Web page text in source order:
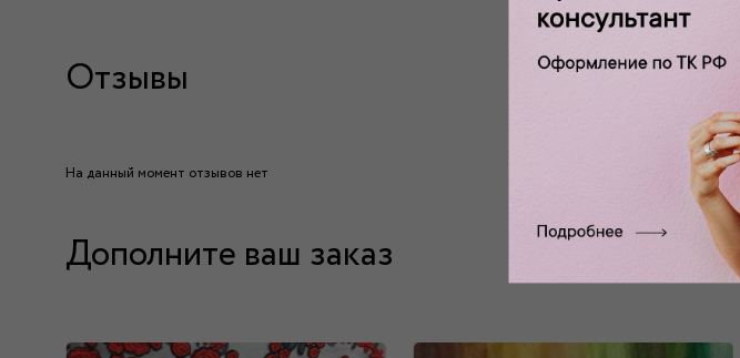
Отзывы
На данный момент отзывов нет
Дополните ваш заказ